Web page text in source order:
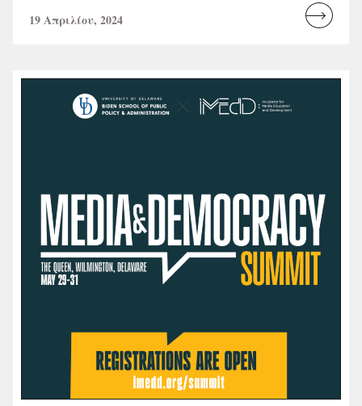
19 Απριλίου, 2024
Read